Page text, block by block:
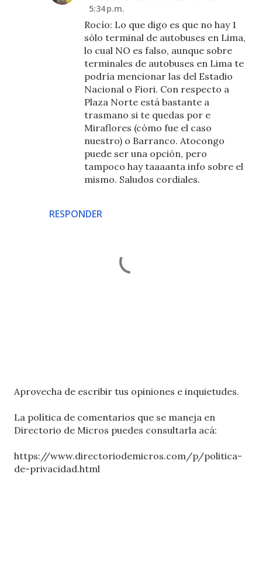
RESPONDER
5:34 p.m.
Rocío: Lo que digo es que no hay 1
sólo terminal de autobuses en Lima,
lo cual NO es falso, aunque sobre
terminales de autobuses en Lima te
podría mencionar las del Estadio
Nacional o Fiori. Con respecto a
Plaza Norte está bastante a
trasmano si te quedas por e
Miraflores (cómo fue el caso
nuestro) o Barranco. Atocongo
puede ser una opción, pero
tampoco hay taaaanta info sobre el
mismo. Saludos cordiales.
P
b
l
c
a
Aprovecha de escribir tus opiniones e inquietudes.
La política de comentarios que se maneja en
Directorio de Micros puedes consultarla acá:
https://www.directoriodemicros.com/p/politica-
de-privacidad.html